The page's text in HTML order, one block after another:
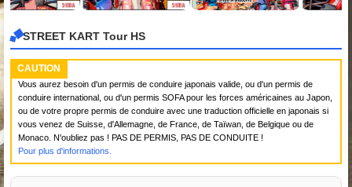
STREET KART Tour HS
CAUTION
Vous aurez besoin d'un permis de conduire japonais valide, ou d'un permis de
conduire international, ou d'un permis SOFA pour les forces américaines au Japon,
ou de votre propre permis de conduire avec une traduction officielle en japonais si
vous venez de Suisse, d'Allemagne, de France, de Taïwan, de Belgique ou de
Monaco. N'oubliez pas ! PAS DE PERMIS, PAS DE CONDUITE !
Pour plus d'informations.